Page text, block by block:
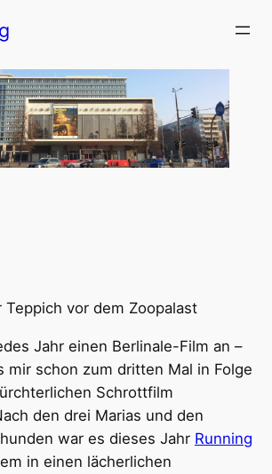
Jahr einen Berlinale-Film an –
mir schon zum dritten Mal in Folge
Schrottfilm
den drei Marias und den
war es dieses Jahr Running
in einen lächerlichen